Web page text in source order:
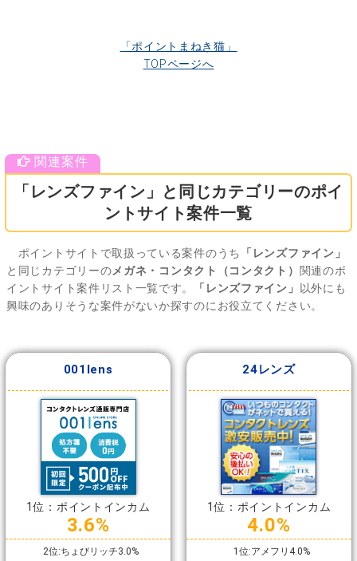
「ポイントまねき猫」
TOPページへ
「レンズファイン」と同じカテゴリーのポイ
ントサイト案件一覧
ポイントサイトで取扱っている案件のうち
「レンズファイン」
と同じカテゴリーのメガネ・コンタクト（コンタクト） 関連のポ
イントサイト案件リスト一覧です。
「レンズファイン」
以外にも
興味のありそうな案件がないか探すのにお役立てください。
001lens
1位：ポイントインカム
3.6%
2位:ちょびリッチ3.0%
24レンズ
1位：ポイントインカム
4.0%
1位:アメフリ4.0%